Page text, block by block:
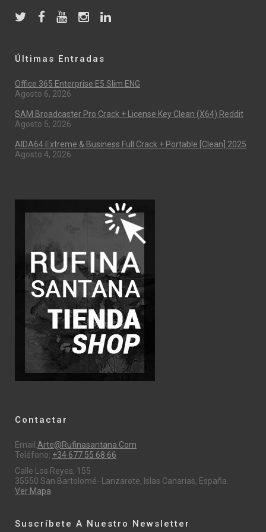
Últimas Entradas
Office 365 Enterprise E5 Slim ENG
Agosto 6, 2026
SAM Broadcaster Pro Crack + License Key Clean (x64) Reddit
Agosto 5, 2026
AIDA64 Extreme & Business Full Crack + Portable [Clean] 2025
Agosto 4, 2026
Contactar
Email:Arte@rufinasantana.com
Teléfono: +34 677 55 68 66
Calle Los Reyes, 155
35550 San Bartolomé- Lanzarote, Islas Canarias, España.
Ver Mapa
Suscríbete A Nuestro Newsletter